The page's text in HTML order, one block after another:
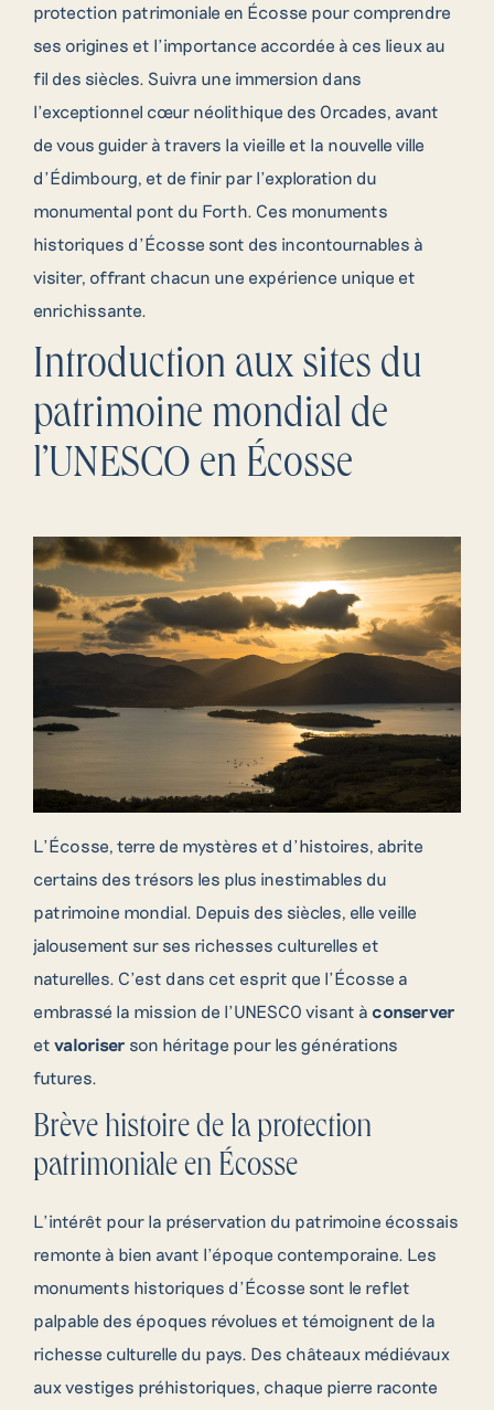
protection patrimoniale en Écosse pour comprendre
ses origines et l’importance accordée à ces lieux au
fil des siècles. Suivra une immersion dans
l’exceptionnel cœur néolithique des Orcades, avant
de vous guider à travers la vieille et la nouvelle ville
d’Édimbourg, et de finir par l’exploration du
monumental pont du Forth. Ces monuments
historiques d’Écosse sont des incontournables à
visiter, offrant chacun une expérience unique et
enrichissante.
Introduction aux sites du
patrimoine mondial de
l’UNESCO en Écosse
L’Écosse, terre de mystères et d’histoires, abrite
certains des trésors les plus inestimables du
patrimoine mondial. Depuis des siècles, elle veille
jalousement sur ses richesses culturelles et
naturelles. C’est dans cet esprit que l’Écosse a
embrassé la mission de l’UNESCO visant à conserver
et valoriser son héritage pour les générations
futures.
Brève histoire de la protection
patrimoniale en Écosse
L’intérêt pour la préservation du patrimoine écossais
remonte à bien avant l’époque contemporaine. Les
monuments historiques d’Écosse sont le reflet
palpable des époques révolues et témoignent de la
richesse culturelle du pays. Des châteaux médiévaux
aux vestiges préhistoriques, chaque pierre raconte